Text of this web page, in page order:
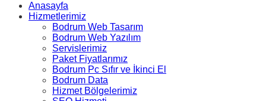
Anasayfa
Hizmetlerimiz
Bodrum Web Tasarım
Bodrum Web Yazılım
Servislerimiz
Paket Fiyatlarımız
Bodrum Pc Sıfır ve İkinci El
Bodrum Data
Hizmet Bölgelerimiz